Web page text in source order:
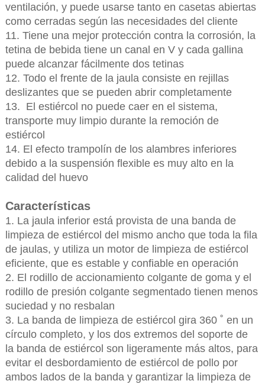
ventilación, y puede usarse tanto en casetas abiertas
como cerradas según las necesidades del cliente
11. Tiene una mejor protección contra la corrosión, la
tetina de bebida tiene un canal en V y cada gallina
puede alcanzar fácilmente dos tetinas
12. Todo el frente de la jaula consiste en rejillas
deslizantes que se pueden abrir completamente
13. El estiércol no puede caer en el sistema,
transporte muy limpio durante la remoción de
estiércol
14. El efecto trampolín de los alambres inferiores
debido a la suspensión flexible es muy alto en la
calidad del huevo
Características
1. La jaula inferior está provista de una banda de
limpieza de estiércol del mismo ancho que toda la fila
de jaulas, y utiliza un motor de limpieza de estiércol
eficiente, que es estable y confiable en operación
2. El rodillo de accionamiento colgante de goma y el
rodillo de presión colgante segmentado tienen menos
suciedad y no resbalan
3. La banda de limpieza de estiércol gira 360 ˚ en un
círculo completo, y los dos extremos del soporte de
la banda de estiércol son ligeramente más altos, para
evitar el desbordamiento de estiércol de pollo por
ambos lados de la banda y garantizar la limpieza de